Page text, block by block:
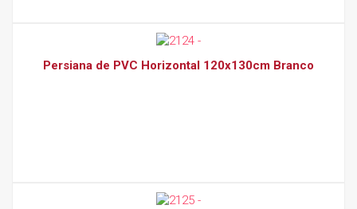
Persiana de PVC Horizontal 120x130cm Branco